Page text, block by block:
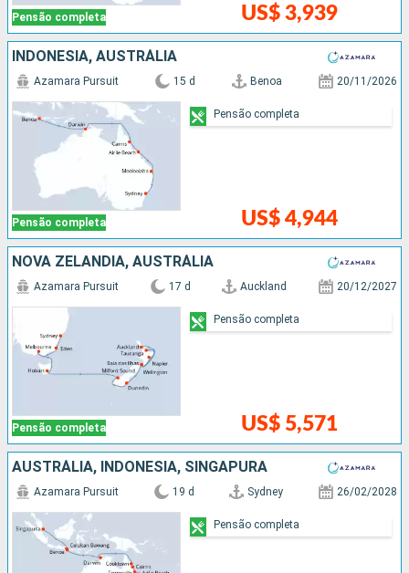
Pensão completa US$ 3,939
INDONESIA, AUSTRÁLIA
Pensão completa
Azamara Pursuit 15 d Benoa 20/11/2026
US$ 4,944
Pensão completa
NOVA ZELÂNDIA, AUSTRÁLIA
Pensão completa
Azamara Pursuit 17 d Auckland 20/12/2027
US$ 5,571
Pensão completa
AUSTRÁLIA, INDONESIA, SINGAPURA
Azamara Pursuit 19 d Sydney 26/02/2028
Pensão completa